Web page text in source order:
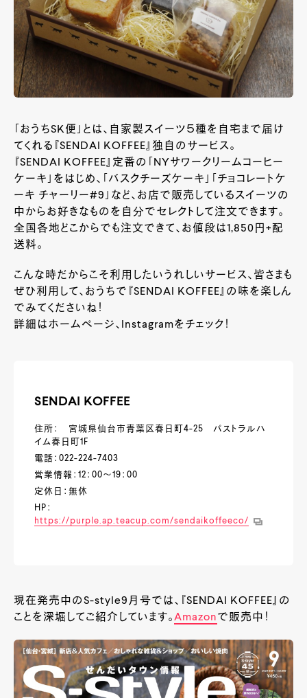
「おうちSK便」とは、自家製スイーツ５種を自宅まで届け
てくれる『SENDAI KOFFEE』独自のサービス。
『SENDAI KOFFEE』定番の「NYサワークリームコーヒー
ケーキ」をはじめ、「バスクチーズケーキ」「チョコレートケ
ーキ チャーリー#9」など、お店で販売しているスイーツの
中からお好きなものを自分でセレクトして注文できます。
全国各地どこからでも注文できて、お値段は1,850円+配
送料。
こんな時だからこそ利用したいうれしいサービス、皆さまも
ぜひ利用して、おうちで『SENDAI KOFFEE』の味を楽しん
でみてくださいね！
詳細はホームページ、Instagramをチェック！
SENDAI KOFFEE
住所： 宮城県仙台市青葉区春日町4-25 パストラルハ
イム春日町1F
電話：022-224-7403
営業情報：12：00～19：00
定休日：無休
HP：
https://purple.ap.teacup.com/sendaikoffeeco/
現在発売中のS-style9月号では、『SENDAI KOFFEE』の
ことを深堀してご紹介しています。Amazonで販売中！